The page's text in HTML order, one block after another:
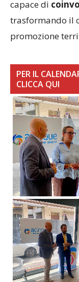
promozione
CLICCA QUI